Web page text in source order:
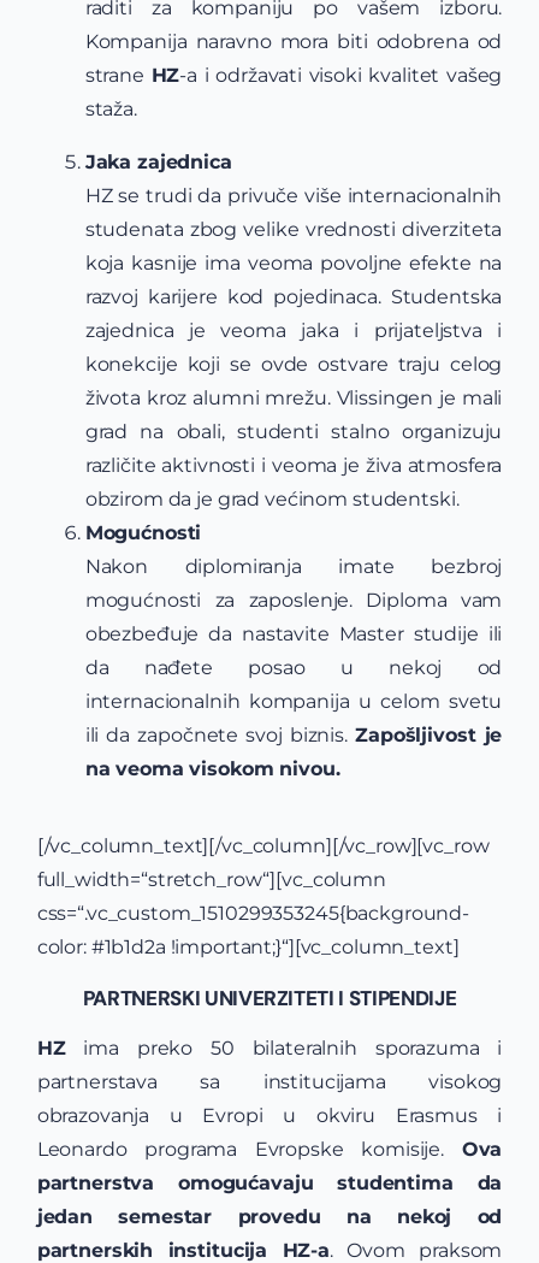
raditi za kompaniju po vašem izboru.
Kompanija naravno mora biti odobrena od
strane HZ-a i održavati visoki kvalitet vašeg
staža.
Jaka zajednica
HZ se trudi da privuče više internacionalnih
studenata zbog velike vrednosti diverziteta
koja kasnije ima veoma povoljne efekte na
razvoj karijere kod pojedinaca. Studentska
zajednica je veoma jaka i prijateljstva i
konekcije koji se ovde ostvare traju celog
života kroz alumni mrežu. Vlissingen je mali
grad na obali, studenti stalno organizuju
različite aktivnosti i veoma je živa atmosfera
obzirom da je grad većinom studentski.
Mogućnosti
Nakon diplomiranja imate bezbroj
mogućnosti za zaposlenje. Diploma vam
obezbeđuje da nastavite Master studije ili
da nađete posao u nekoj od
internacionalnih kompanija u celom svetu
ili da započnete svoj biznis.Zapošljivost je
na veoma visokom nivou.
[/vc_column_text][/vc_column][/vc_row][vc_row
full_width=“stretch_row“][vc_column
css=“.vc_custom_1510299353245{background-
color: #1b1d2a !important;}“][vc_column_text]
PARTNERSKI UNIVERZITETI I STIPENDIJE
HZima preko 50 bilateralnih sporazuma i
partnerstava sa institucijama visokog
obrazovanja u Evropi u okviru Erasmus i
Leonardo programa Evropske komisije. Ova
partnerstva omogućavaju studentima da
jedan semestar provedu na nekoj od
partnerskih institucija HZ-a. Ovom praksom